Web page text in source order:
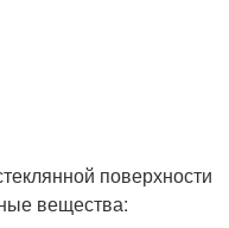
поверхности
вещества: